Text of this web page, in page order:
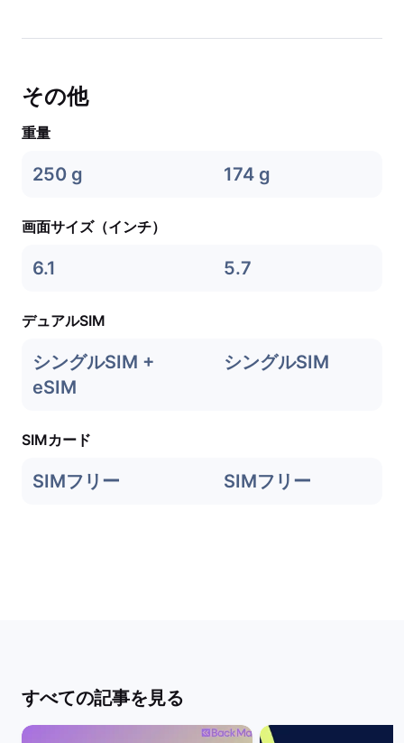
その他
重量
250 g 174 g
画面サイズ（インチ）
6.1 5.7
デュアルSIM
シングルSIM +
eSIM
シングルSIM
SIMカード
SIMフリー SIMフリー
すべての記事を見る